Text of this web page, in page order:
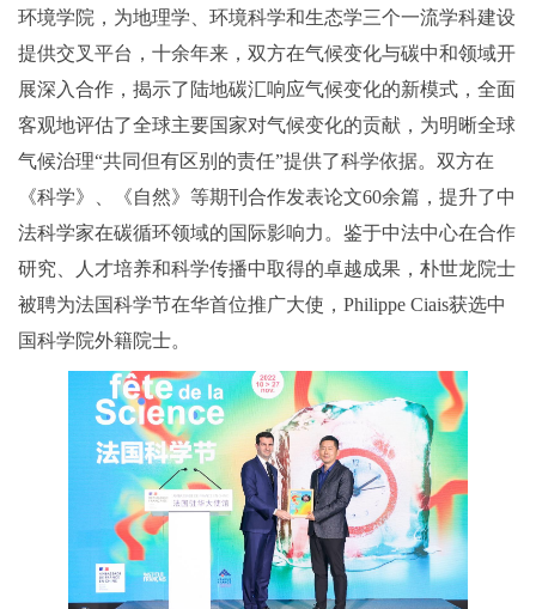
环境学院，为地理学、环境科学和生态学三个一流学科建设
提供交叉平台，十余年来，双方在气候变化与碳中和领域开
展深入合作，揭示了陆地碳汇响应气候变化的新模式，全面
客观地评估了全球主要国家对气候变化的贡献，为明晰全球
气候治理“共同但有区别的责任”提供了科学依据。双方在
《科学》、《自然》等期刊合作发表论文60余篇，提升了中
法科学家在碳循环领域的国际影响力。鉴于中法中心在合作
研究、人才培养和科学传播中取得的卓越成果，朴世龙院士
被聘为法国科学节在华首位推广大使，Philippe Ciais获选中
国科学院外籍院士。